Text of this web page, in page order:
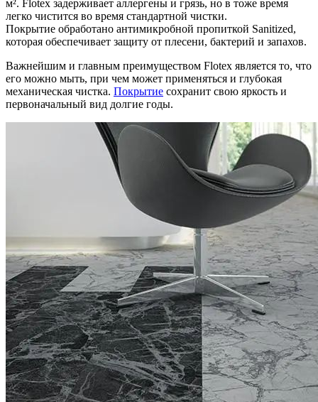
м². Flotex задерживает аллергены и грязь, но в тоже время
легко чистится во время стандартной чистки.
Покрытие обработано антимикробной пропиткой Sanitized,
которая обеспечивает защиту от плесени, бактерий и запахов.
Важнейшим и главным преимуществом Flotex является то, что
его можно мыть, при чем может применяться и глубокая
механическая чистка. Покрытие сохранит свою яркость и
первоначальный вид долгие годы.